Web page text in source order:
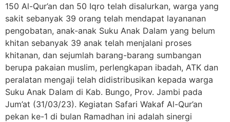
150 Al-Qur’an dan 50 Iqro telah disalurkan, warga yang
sakit sebanyak 39 orang telah mendapat layananan
pengobatan, anak-anak Suku Anak Dalam yang belum
khitan sebanyak 39 anak telah menjalani proses
khitanan, dan sejumlah barang-barang sumbangan
berupa pakaian muslim, perlengkapan ibadah, ATK dan
peralatan mengaji telah didistribusikan kepada warga
Suku Anak Dalam di Kab. Bungo, Prov. Jambi pada
Jum’at (31/03/23). Kegiatan Safari Wakaf Al-Qur’an
pekan ke-1 di bulan Ramadhan ini adalah sinergi